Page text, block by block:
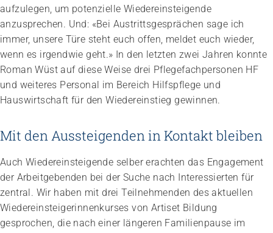
aufzulegen, um potenzielle Wiedereinsteigende
anzusprechen. Und: «Bei Austrittsgesprächen sage ich
immer, unsere Türe steht euch offen, meldet euch wieder,
wenn es irgendwie geht.» In den letzten zwei Jahren konnte
Roman Wüst auf diese Weise drei Pflegefachpersonen HF
und weiteres Personal im Bereich Hilfspflege und
Hauswirtschaft für den Wiedereinstieg gewinnen.
Mit den Aussteigenden in Kontakt bleiben
Auch Wiedereinsteigende selber erachten das Engagement
der Arbeitgebenden bei der Suche nach Interessierten für
zentral. Wir haben mit drei Teilnehmenden des aktuellen
Wiedereinsteigerinnenkurses von Artiset Bildung
gesprochen, die nach einer längeren Familienpause im